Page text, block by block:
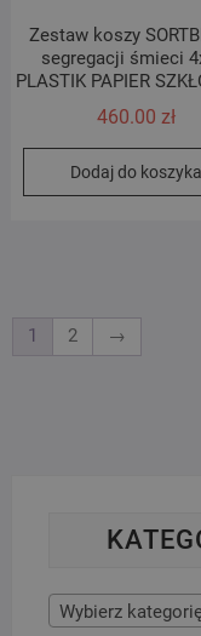
Zestaw koszy
segregacji śmieci
PLASTIK PAPIER
460.00 zł
Dodaj do koszyka
1 2 →
Wybierz